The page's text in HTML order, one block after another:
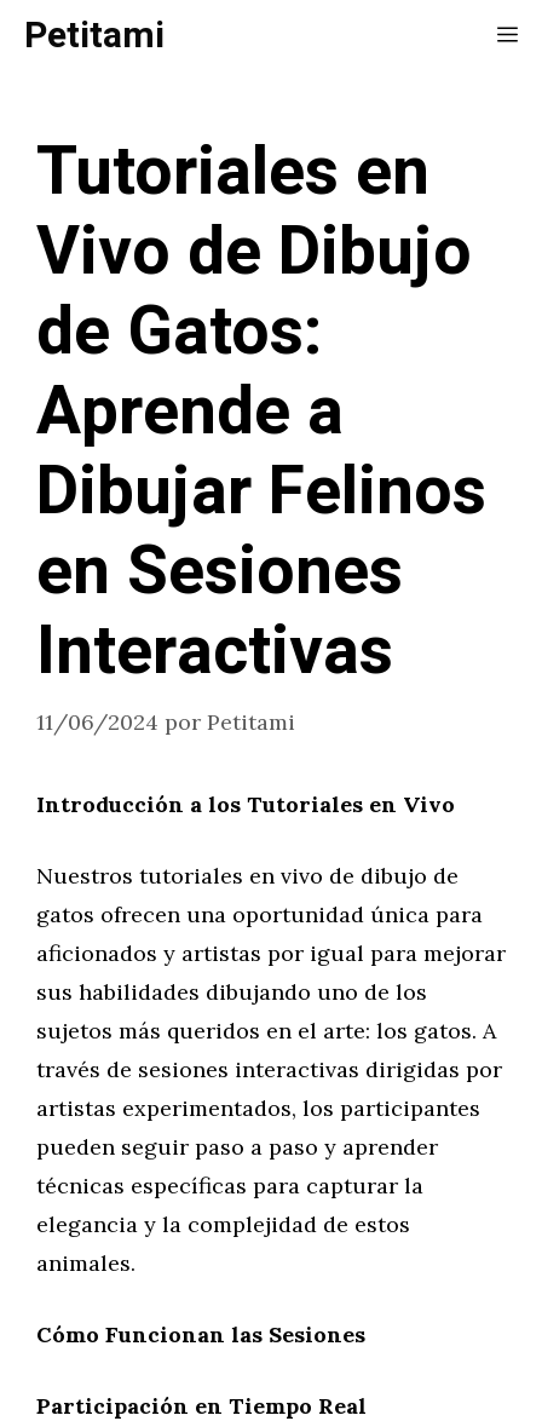
SaltarPetitami
Tutoriales en
Vivo de Dibujo
de Gatos:
Aprende a
Dibujar Felinos
en Sesiones
Interactivas
11/06/2024 por Petitami
Introducción a los Tutoriales en Vivo
Nuestros tutoriales en vivo de dibujo de
gatos ofrecen una oportunidad única para
aficionados y artistas por igual para mejorar
sus habilidades dibujando uno de los
sujetos más queridos en el arte: los gatos. A
través de sesiones interactivas dirigidas por
artistas experimentados, los participantes
pueden seguir paso a paso y aprender
técnicas específicas para capturar la
elegancia y la complejidad de estos
animales.
Cómo Funcionan las Sesiones
Participación en Tiempo Real